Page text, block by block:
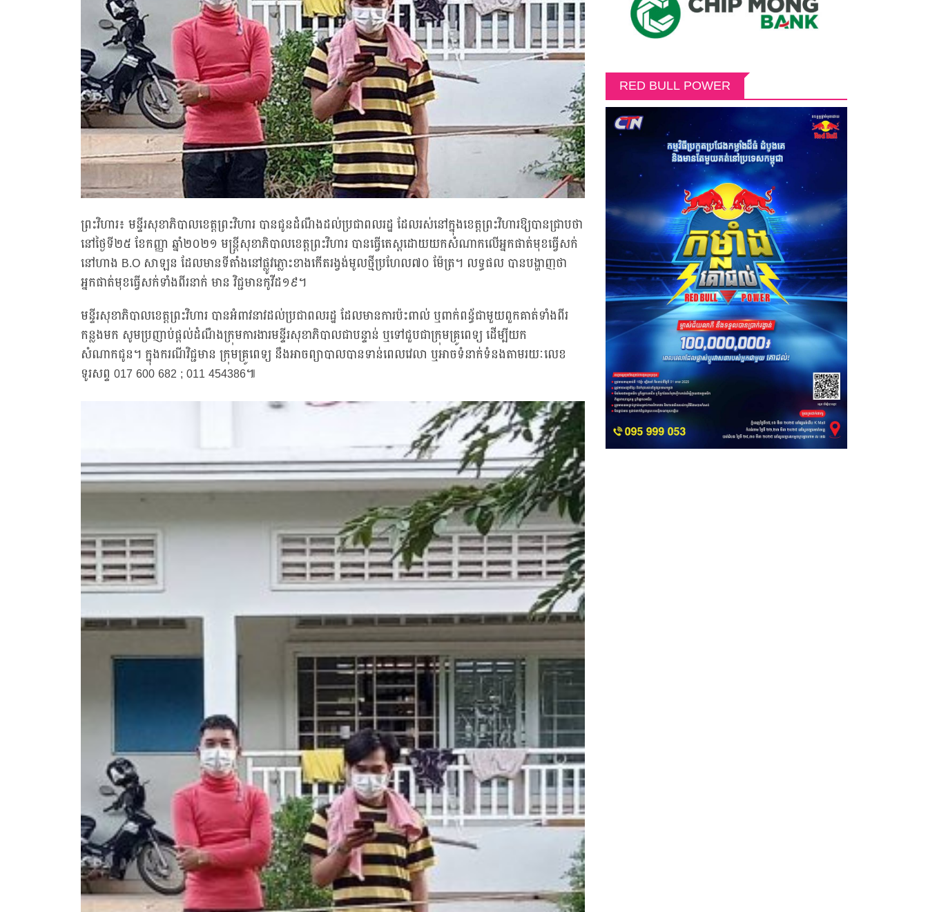
ព្រះវិហារ៖ មន្ទីរសុខាភិបាលខេត្តព្រះវិហារ បានជូនដំណឹងដល់ប្រជាពលរដ្ឋ ដែលរស់នៅក្នុងខេត្តព្រះវិហារឱ្យបានជ្រាបថា
នៅថ្ងៃទី២៥ ខែកញ្ញា ឆ្នាំ២០២១ មន្រ្ដីសុខាភិបាលខេត្តព្រះវិហារ បានធ្វើតេស្តដោយយកសំណាកលើអ្នកផាត់មុខធ្វើសក់
នៅហាង B.O សាឡន ដែលមានទីតាំងនៅផ្លូវភ្លោះខាងកើតរង្វង់មូលថ្មីប្រហែល៧០ ម៉ែត្រ។ លទ្ធផល បានបង្ហាញថា
អ្នកផាត់មុខធ្វើសក់ទាំងពីរនាក់ មាន វិជ្ជមានកូវីដ១៩។
មន្ទីរសុខាភិបាលខេត្តព្រះវិហារ បានអំពាវនាវដល់ប្រជាពលរដ្ឋ ដែលមានការប៉ះពាល់ ឬពាក់ពន្ធ័ជាមួយពួកគាត់ទាំងពីរ
កន្លងមក សូមប្រញាប់ផ្តល់ដំណឹងក្រុមការងារមន្ទីរសុខាភិបាលជាបន្ទាន់ ឬទៅជួបជាក្រុមគ្រូពេទ្យ ដើម្បីយក
សំណាកជូន។ ក្នុងករណីវិជ្ជមាន ក្រុមគ្រូពេទ្យ នឹងអាចព្យាបាលបានទាន់ពេលវេលា ឬអាចទំនាក់ទំនងតាមរយៈលេខ
ទូរសព្ទ 017 600 682 ; 011 454386៕
RED BULL POWER